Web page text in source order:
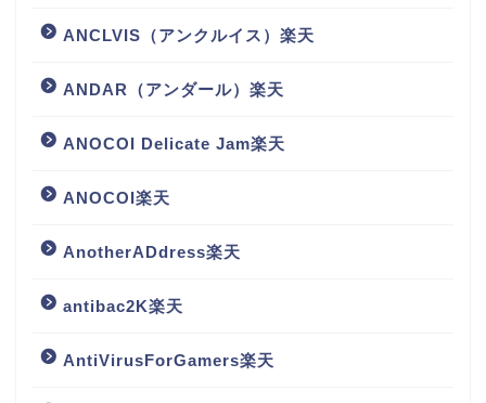
ANCLVIS（アンクルイス）楽天
ANDAR（アンダール）楽天
ANOCOI Delicate Jam楽天
ANOCOI楽天
AnotherADdress楽天
antibac2K楽天
AntiVirusForGamers楽天